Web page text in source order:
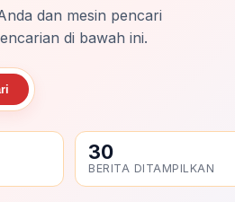
dan mesin pencari
di bawah ini.
30
BERITA DITAMPILKAN